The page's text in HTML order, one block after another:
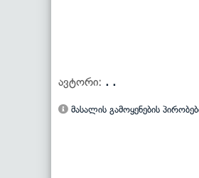
ავტორი: . .
მასალის გამოყენების